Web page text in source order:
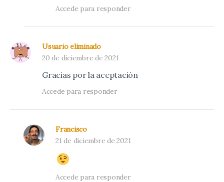
Accede para responder
Usuario eliminado
20 de diciembre de 2021
Gracias por la aceptación
Accede para responder
Francisco
21 de diciembre de 2021
Accede para responder